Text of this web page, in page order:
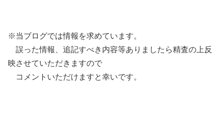
※当ブログでは情報を求めています。
誤った情報、追記すべき内容等ありましたら精査の上反
映させていただきますので
コメントいただけますと幸いです。